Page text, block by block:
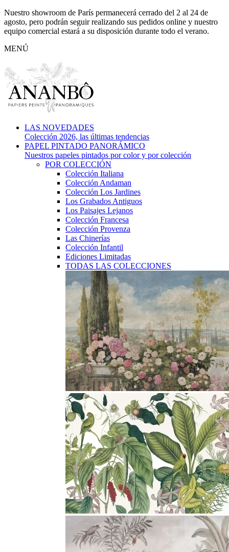
Nuestro showroom de París permanecerá cerrado del 2 al 24 de
agosto, pero podrán seguir realizando sus pedidos online y nuestro
equipo comercial estará a su disposición durante todo el verano.
MENÚ
LAS NOVEDADES
Colección 2026, las últimas tendencias
PAPEL PINTADO PANORÁMICO
Nuestros papeles pintados por color y por colección
POR COLECCIÓN
Colección Italiana
Colección Andaman
Colección Los Jardines
Los Grabados Antiguos
Los Paisajes Lejanos
Colección Francesa
Colección Provenza
Las Chinerías
Colección Infantil
Ediciones Limitadas
TODAS LAS COLECCIONES